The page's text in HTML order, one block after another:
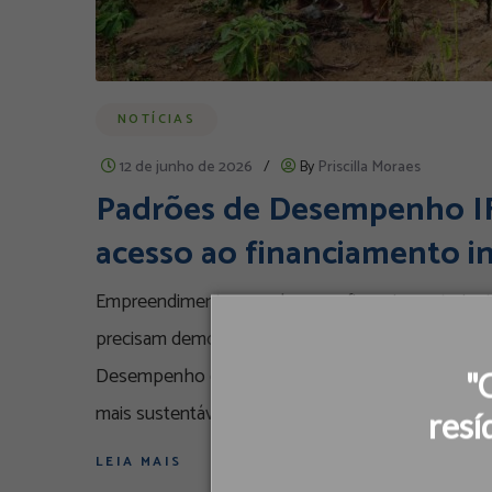
NOTÍCIAS
12 de junho de 2026 / By Priscilla Moraes
Padrões de Desempenho
acesso ao financiamento
Empreendimentos que buscam financiamento
precisam demonstrar capacidade para gerenciar
Desempenho da IFC tornaram-se uma das
mais sustentáveis
LEIA MAIS